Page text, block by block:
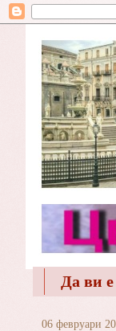
Да ви
06 февруари